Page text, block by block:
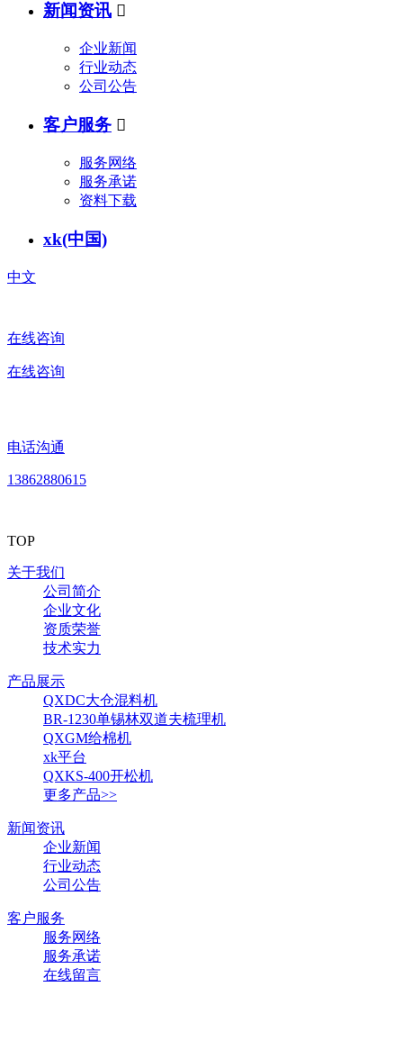
新闻资讯 
企业新闻
行业动态
公司公告
客户服务 
服务网络
服务承诺
资料下载
xk(中国)
中文
在线咨询
在线咨询
电话沟通
13862880615
TOP
关于我们
公司简介
企业文化
资质荣誉
技术实力
产品展示
QXDC大仓混料机
BR-1230单锡林双道夫梳理机
QXGM给棉机
xk平台
QXKS-400开松机
更多产品>>
新闻资讯
企业新闻
行业动态
公司公告
客户服务
服务网络
服务承诺
在线留言